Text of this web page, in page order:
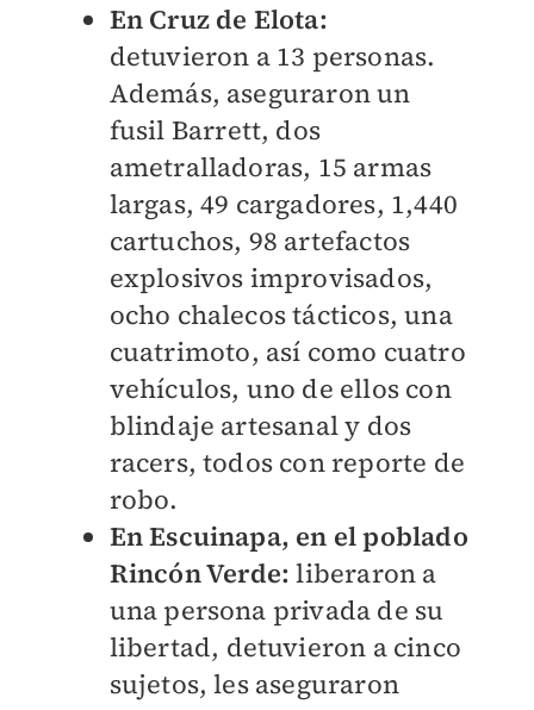
En Cruz de Elota:
detuvieron a 13 personas.
Además, aseguraron un
fusil Barrett, dos
ametralladoras, 15 armas
largas, 49 cargadores, 1,440
cartuchos, 98 artefactos
explosivos improvisados,
ocho chalecos tácticos, una
cuatrimoto, así como cuatro
vehículos, uno de ellos con
blindaje artesanal y dos
racers, todos con reporte de
robo.
En Escuinapa, en el poblado
Rincón Verde:liberaron a
una persona privada de su
libertad, detuvieron a cinco
sujetos, les aseguraron